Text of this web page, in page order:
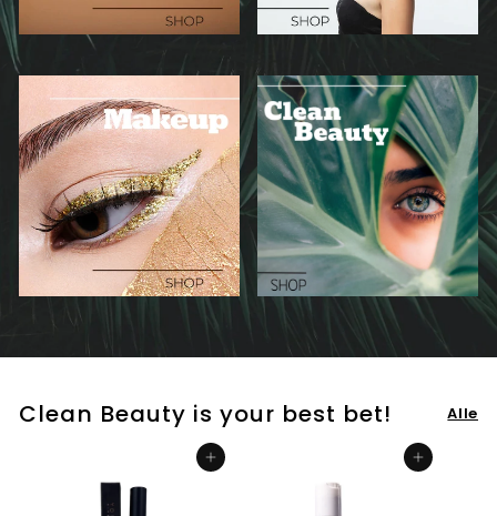
Clean Beauty is your best bet! Alle
In den Einkaufswagen legen In den Einkaufswagen legen